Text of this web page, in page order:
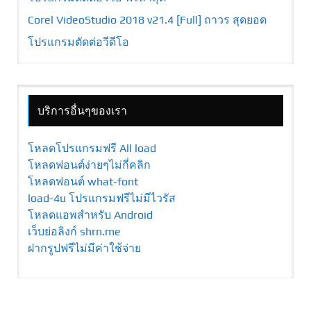
Corel VideoStudio 2018 v21.4 [Full] ถาวร สุดยอด
โปรแกรมตัดต่อวีดีโอ
บริการอื่นๆของเรา
โหลดโปรแกรมฟรี All load
โหลดฟอนต์ง่ายๆไม่กี่คลิก
โหลดฟอนต์ what-font
load-4u โปรแกรมฟรีไม่มีไวรัส
โหลดแอพสำหรับ Android
เว็บย่อลิงก์ shrn.me
ฝากรูปฟรีไม่มีค่าใช้จ่าย